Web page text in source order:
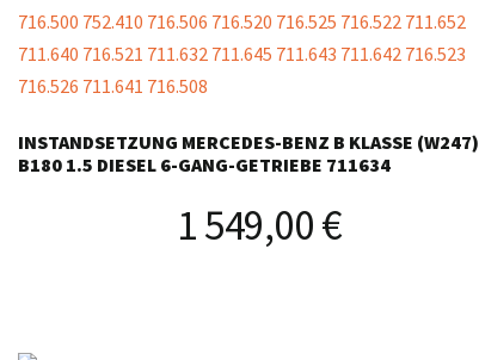
INSTANDSETZUNG MERCEDES-BENZ B KLASSE (W247)
B180 1.5 DIESEL 6-GANG-GETRIEBE 711634
1 549,00€